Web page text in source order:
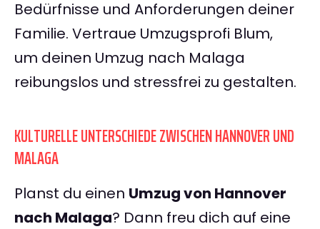
Bedürfnisse und Anforderungen deiner
Familie. Vertraue Umzugsprofi Blum,
um deinen Umzug nach Malaga
reibungslos und stressfrei zu gestalten.
KULTURELLE UNTERSCHIEDE ZWISCHEN HANNOVER UND
MALAGA
Planst du einen Umzug von Hannover
nach Malaga? Dann freu dich auf eine